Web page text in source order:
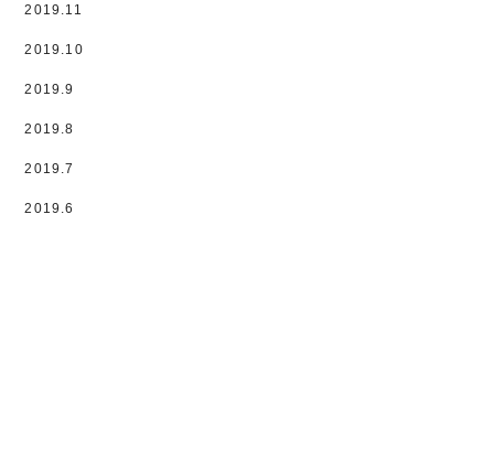
2019.11
2019.10
2019.9
2019.8
2019.7
2019.6